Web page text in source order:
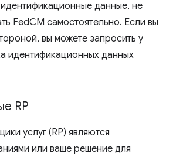
данные, не
FedCM самостоятельно. Если вы
вы можете запросить у
идентификационных данных
RP
услуг (RP) являются
или ваше решение для